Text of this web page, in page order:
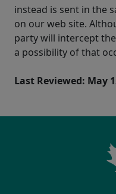
instead is sent in the
on our web site.
party will intercept
a possibility of that
Last Reviewed: May